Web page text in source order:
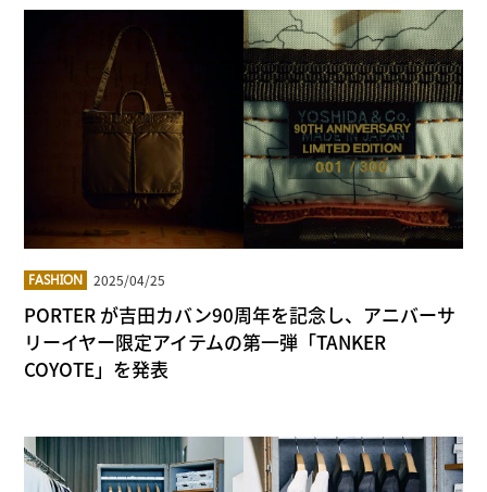
FASHION 2025/04/25
PORTER が吉田カバン90周年を記念し、アニバーサ
リーイヤー限定アイテムの第一弾「TANKER
COYOTE」を発表